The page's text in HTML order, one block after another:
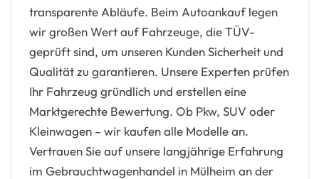
transparente Abläufe. Beim Autoankauf legen
wir großen Wert auf Fahrzeuge, die TÜV-
geprüft sind, um unseren Kunden Sicherheit und
Qualität zu garantieren. Unsere Experten prüfen
Ihr Fahrzeug gründlich und erstellen eine
Marktgerechte Bewertung. Ob Pkw, SUV oder
Kleinwagen – wir kaufen alle Modelle an.
Vertrauen Sie auf unsere langjährige Erfahrung
im Gebrauchtwagenhandel in Mülheim an der